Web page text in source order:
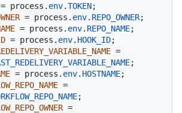
= process. env.TOKEN;
= process. env. REPO_OWNER;
= process. env. REPO_NAME;
= process. env. HOOK_ID;
=
;
= process. env. HOSTNAME;
=
;
=